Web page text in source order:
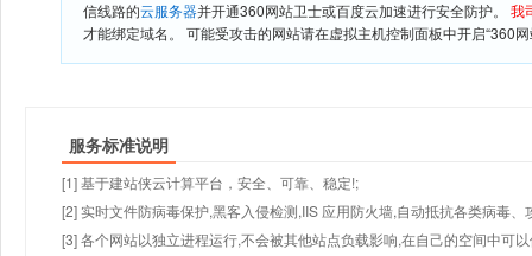
信线路的云服务器并开通360网站卫士或百度云加速进行安全防护。 我
才能绑定域名。 可能受攻击的网站请在虚拟主机控制面板中开启“360
服务标准说明
[1] 基于建站侠云计算平台，安全、可靠、稳定!;
[2] 实时文件防病毒保护,黑客入侵检测,IIS 应用防火墙,自动抵抗各类病毒、
[3] 各个网站以独立进程运行,不会被其他站点负载影响,在自己的空间中可